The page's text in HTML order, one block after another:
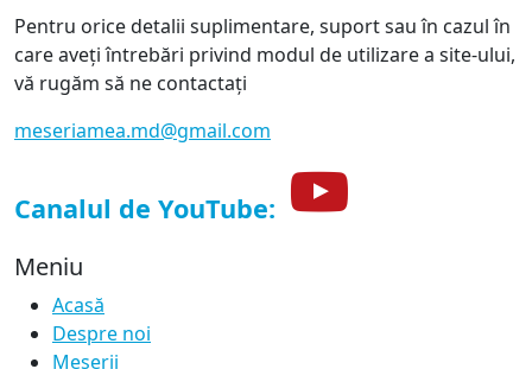
Pentru orice detalii suplimentare, suport sau în cazul în
care aveți întrebări privind modul de utilizare a site-ului,
vă rugăm să ne contactați
meseriamea.md@gmail.com
Canalul de YouTube:
Meniu
Acasă
Despre noi
Meserii